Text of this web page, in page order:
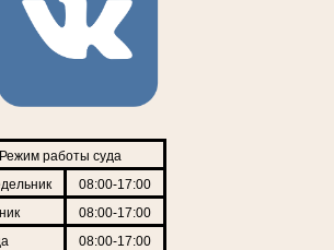
Режим работы суда
08:00-17:00
08:00-17:00
08:00-17:00